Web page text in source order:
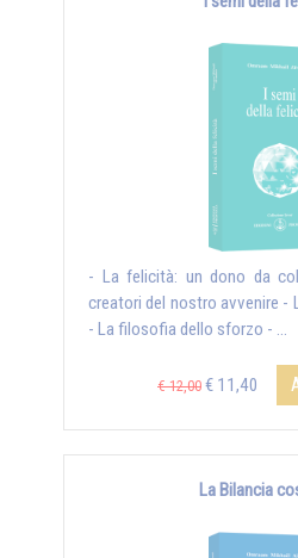
- La felicità: un dono da
creatori del nostro avvenire -
- La filosofia dello sforzo - ...
€ 12,00 € 11,40
La Bilancia